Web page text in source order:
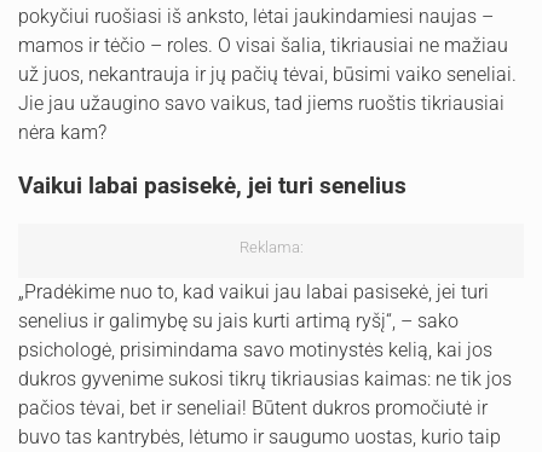
pokyčiui ruošiasi iš anksto, lėtai jaukindamiesi naujas –
mamos ir tėčio – roles. O visai šalia, tikriausiai ne mažiau
už juos, nekantrauja ir jų pačių tėvai, būsimi vaiko seneliai.
Jie jau užaugino savo vaikus, tad jiems ruoštis tikriausiai
nėra kam?
Vaikui labai pasisekė, jei turi senelius
Reklama:
„Pradėkime nuo to, kad vaikui jau labai pasisekė, jei turi
senelius ir galimybę su jais kurti artimą ryšį“, – sako
psichologė, prisimindama savo motinystės kelią, kai jos
dukros gyvenime sukosi tikrų tikriausias kaimas: ne tik jos
pačios tėvai, bet ir seneliai! Būtent dukros promočiutė ir
buvo tas kantrybės, lėtumo ir saugumo uostas, kurio taip